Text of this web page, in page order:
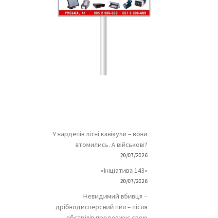
У нардепів літні канікули – вони
втомились. А військові?
20/07/2026
«Ініціатива 143»
20/07/2026
Невидимий вбивця –
дрібнодисперсний пил – після